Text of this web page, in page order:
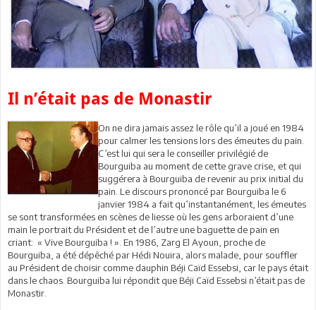
Il n’était pas de Monastir
On ne dira jamais assez le rôle qu’il a joué en 1984
pour calmer les tensions lors des émeutes du pain.
C’est lui qui sera le conseiller privilégié de
Bourguiba au moment de cette grave crise, et qui
suggérera à Bourguiba de revenir au prix initial du
pain. Le discours prononcé par Bourguiba le 6
janvier 1984 a fait qu’instantanément, les émeutes
se sont transformées en scènes de liesse où les gens arboraient d’une
main le portrait du Président et de l’autre une baguette de pain en
criant: « Vive Bourguiba ! ». En 1986, Zarg El Ayoun, proche de
Bourguiba, a été dépêché par Hédi Nouira, alors malade, pour souffler
au Président de choisir comme dauphin Béji Caïd Essebsi, car le pays était
dans le chaos. Bourguiba lui répondit que Béji Caïd Essebsi n’était pas de
Monastir.